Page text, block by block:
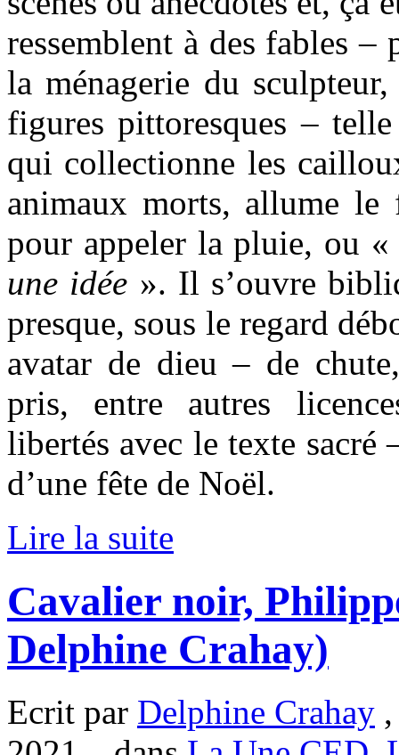
ressemblent à des fables
la ménagerie du
figures pittoresques –
qui collectionne les
animaux morts, allume le
pour appeler la pluie, ou
une idée ». Il s’ouvre
presque, sous le regard
avatar de dieu – de
pris, entre autres
libertés avec le texte sacré
d’une fête de Noël.
Lire la suite
Cavalier noir,
Delphine Crahay)
Ecrit par Delphine Crahay